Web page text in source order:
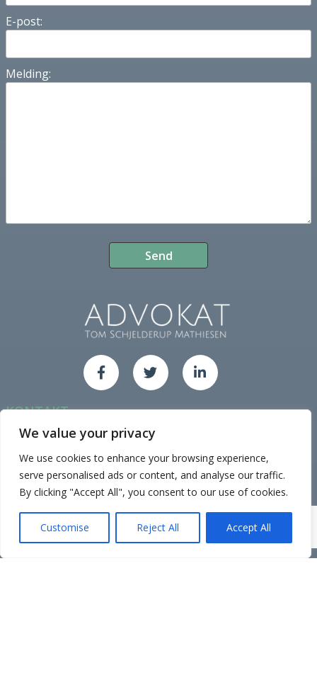
We value your privacy
We use cookies to enhance your browsing experience,
serve personalised ads or content, and analyse our traffic.
By clicking "Accept All", you consent to our use of cookies.
Customise Reject All Accept All
E-post:
Melding:
KONTAKT
Org.nr: 989 729 810
Tlf: 928 94 114
Adr: Gamle Sørhaugen 4, 1767 Halden.
Mandag til Fredag 0900 - 1700 etter avtale